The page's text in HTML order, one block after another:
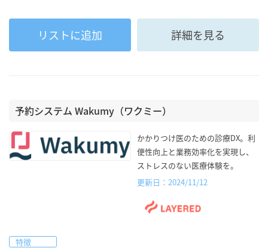
リストに追加 詳細を見る
予約システム Wakumy（ワクミー）
かかりつけ医のための診療DX。利
便性向上と業務効率化を実現し、
ストレスのない医療体験を。
更新日：2024/11/12
特徴